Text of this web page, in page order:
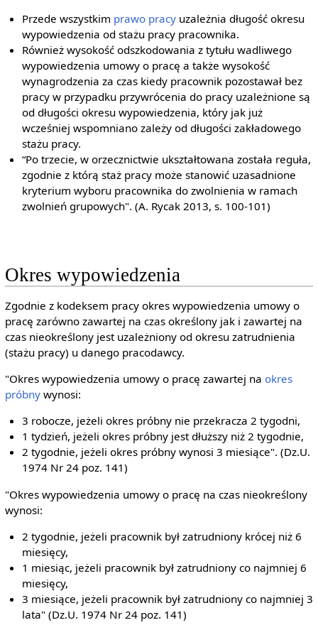
Przede wszystkim prawo pracy uzależnia długość okresu
wypowiedzenia od stażu pracy pracownika.
Również wysokość odszkodowania z tytułu wadliwego
wypowiedzenia umowy o pracę a także wysokość
wynagrodzenia za czas kiedy pracownik pozostawał bez
pracy w przypadku przywrócenia do pracy uzależnione są
od długości okresu wypowiedzenia, który jak już
wcześniej wspomniano zależy od długości zakładowego
stażu pracy.
“Po trzecie, w orzecznictwie ukształtowana została reguła,
zgodnie z którą staż pracy może stanowić uzasadnione
kryterium wyboru pracownika do zwolnienia w ramach
zwolnień grupowych". (A. Rycak 2013, s. 100-101)
Okres wypowiedzenia
Zgodnie z kodeksem pracy okres wypowiedzenia umowy o
pracę zarówno zawartej na czas określony jak i zawartej na
czas nieokreślony jest uzależniony od okresu zatrudnienia
(stażu pracy) u danego pracodawcy.
"Okres wypowiedzenia umowy o pracę zawartej na okres
próbnywynosi:
3 robocze, jeżeli okres próbny nie przekracza 2 tygodni,
1 tydzień, jeżeli okres próbny jest dłuższy niż 2 tygodnie,
2 tygodnie, jeżeli okres próbny wynosi 3 miesiące". (Dz.U.
1974 Nr 24 poz. 141)
"Okres wypowiedzenia umowy o pracę na czas nieokreślony
wynosi:
2 tygodnie, jeżeli pracownik był zatrudniony krócej niż 6
miesięcy,
1 miesiąc, jeżeli pracownik był zatrudniony co najmniej 6
miesięcy,
3 miesiące, jeżeli pracownik był zatrudniony co najmniej 3
lata" (Dz.U. 1974 Nr 24 poz. 141)